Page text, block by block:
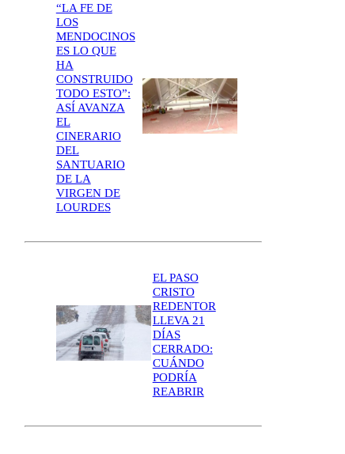
“LA FE DE
LOS
MENDOCINOS
ES LO QUE
HA
CONSTRUIDO
TODO ESTO”:
ASÍ AVANZA
EL
CINERARIO
DEL
SANTUARIO
DE LA
VIRGEN DE
LOURDES
EL PASO
CRISTO
REDENTOR
LLEVA 21
DÍAS
CERRADO:
CUÁNDO
PODRÍA
REABRIR